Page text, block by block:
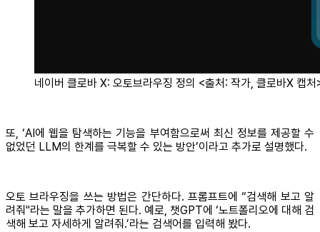
네이버 클로바 X: 오토브라우징 정의 <출처: 작가, 클로바X 캡처
또, ‘AI에 웹을 탐색하는 기능을 부여함으로써 최신 정보를 제공할 수
없었던 LLM의 한계를 극복할 수 있는 방안’이라고 추가로 설명했다.
오토 브라우징을 쓰는 방법은 간단하다. 프롬프트에 “검색해 보고 알
려줘"라는 말을 추가하면 된다. 예로, 챗GPT에 ‘노트폴리오에 대해 검
색해 보고 자세하게 알려줘.’라는 검색어를 입력해 봤다.